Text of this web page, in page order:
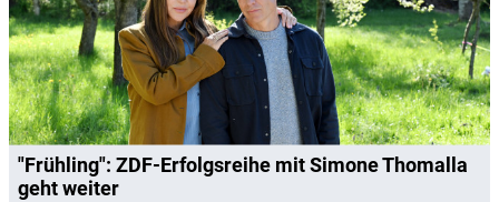
"Frühling": ZDF-Erfolgsreihe mit Simone Thomalla
geht weiter